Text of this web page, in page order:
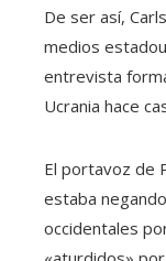
De ser así,
medios
entrevista
Ucrania hace
El portavoz de
estaba
occidentales